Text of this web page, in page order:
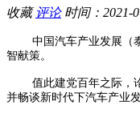
收藏 评论 时间：2021-
中国汽车产业发展（
智献策。
值此建党百年之际，
并畅谈新时代下汽车产业